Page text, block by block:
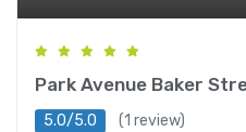
Park Avenue Baker
5.0/5.0 (1 review)